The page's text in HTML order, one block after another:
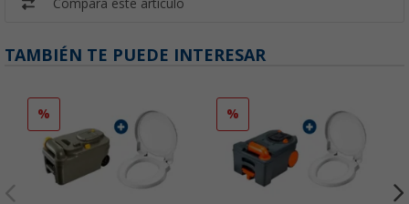
Compara este artículo
TAMBIÉN TE PUEDE INTERESAR
% %